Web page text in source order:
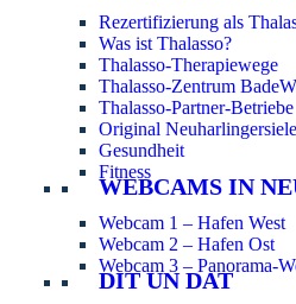
Rezertifizierung als
Was ist Thalasso?
Thalasso-Therapiewege
Thalasso-Zentrum
Thalasso-Partner-Betriebe
Original
Gesundheit
Fitness
WEBCAMS IN
Webcam 1 – Hafen West
Webcam 2 – Hafen Ost
Webcam 3 – Panorama-
DIT UN DAT